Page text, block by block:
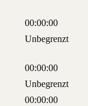
00:00:00
Unbegrenzt
00:00:00
Unbegrenzt
00:00:00